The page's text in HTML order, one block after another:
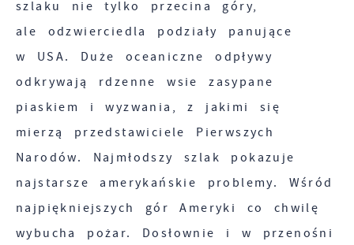
szlaku nie tylko przecina góry,
ale odzwierciedla podziały panujące
w USA. Duże oceaniczne odpływy
odkrywają rdzenne wsie zasypane
piaskiem i wyzwania, z jakimi się
mierzą przedstawiciele Pierwszych
Narodów. Najmłodszy szlak pokazuje
najstarsze amerykańskie problemy. Wśród
najpiękniejszych gór Ameryki co chwilę
wybucha pożar. Dosłownie i w przenośni